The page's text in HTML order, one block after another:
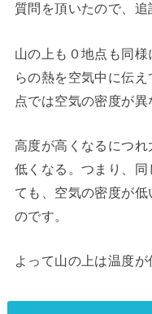
質問を頂いたので、追
山の上も０地点も同
らの熱を空気中に伝
点では空気の密度が異
高度が高くなるにつ
低くなる。つまり、
ても、空気の密度が
のです。
よって山の上は温度が